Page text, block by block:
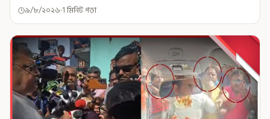
৯/৮/২০২৬ 1 মিনিট পড়া